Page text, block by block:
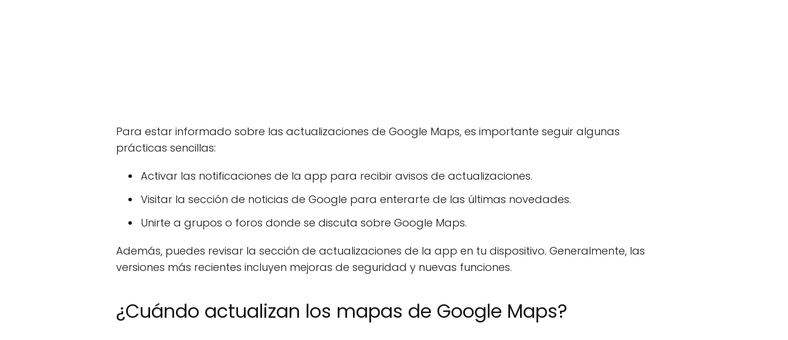
Para estar informado sobre las actualizaciones de Google Maps, es importante seguir algunas
prácticas sencillas:
Activar las notificaciones de la app para recibir avisos de actualizaciones.
Visitar la sección de noticias de Google para enterarte de las últimas novedades.
Unirte a grupos o foros donde se discuta sobre Google Maps.
Además, puedes revisar la sección de actualizaciones de la app en tu dispositivo. Generalmente, las
versiones más recientes incluyen mejoras de seguridad y nuevas funciones.
¿Cuándo actualizan los mapas de Google Maps?